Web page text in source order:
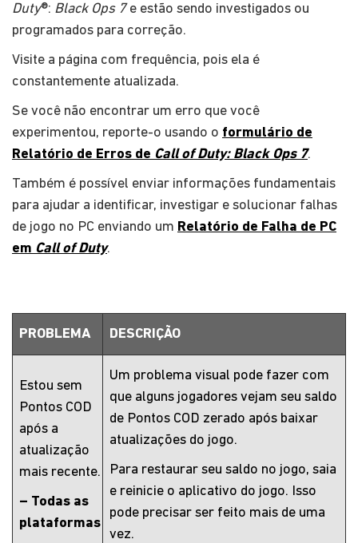
Duty®: Black Ops 7e estão sendo investigados ou
programados para correção.
Visite a página com frequência, pois ela é
constantemente atualizada.
Se você não encontrar um erro que você
experimentou, reporte-o usando o formulário de
Relatório de Erros de Call of Duty: Black Ops 7.
Também é possível enviar informações fundamentais
para ajudar a identificar, investigar e solucionar falhas
de jogo no PC enviando um Relatório de Falha de PC
em Call of Duty.
PROBLEMA DESCRIÇÃO
Estou sem
Pontos COD
após a
atualização
mais recente.
– Todas as
plataformas
Um problema visual pode fazer com
que alguns jogadores vejam seu saldo
de Pontos COD zerado após baixar
atualizações do jogo.
Para restaurar seu saldo no jogo, saia
e reinicie o aplicativo do jogo. Isso
pode precisar ser feito mais de uma
vez.